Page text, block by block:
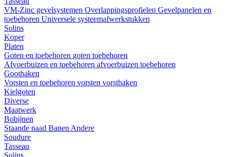
VM-Zinc gevelsystemen Overlappingsprofielen Gevelpanelen en
toebehoren Universele systeemafwerkstukken
Solins
Koper
Platen
Goten en toebehoren goten toebehoren
Afvoerbuizen en toebehoren afvoerbuizen toebehoren
Goothaken
Vorsten en toebehoren vorsten vorsthaken
Kielgoten
Diverse
Maatwerk
Bobijnen
Staande naad Banen Andere
Soudure
Tasseau
Solins